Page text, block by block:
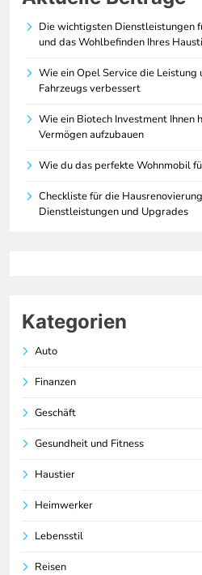
Die wichtigsten Dienstleistungen
und das Wohlbefinden Ihres
Wie ein Opel Service die Leistung
Fahrzeugs verbessert
Wie ein Biotech Investment Ihnen
Vermögen aufzubauen
Wie du das perfekte Wohnmobil
Checkliste für die
Dienstleistungen und Upgrades
Kategorien
Auto
Finanzen
Geschäft
Gesundheit und Fitness
Haustier
Heimwerker
Lebensstil
Reisen